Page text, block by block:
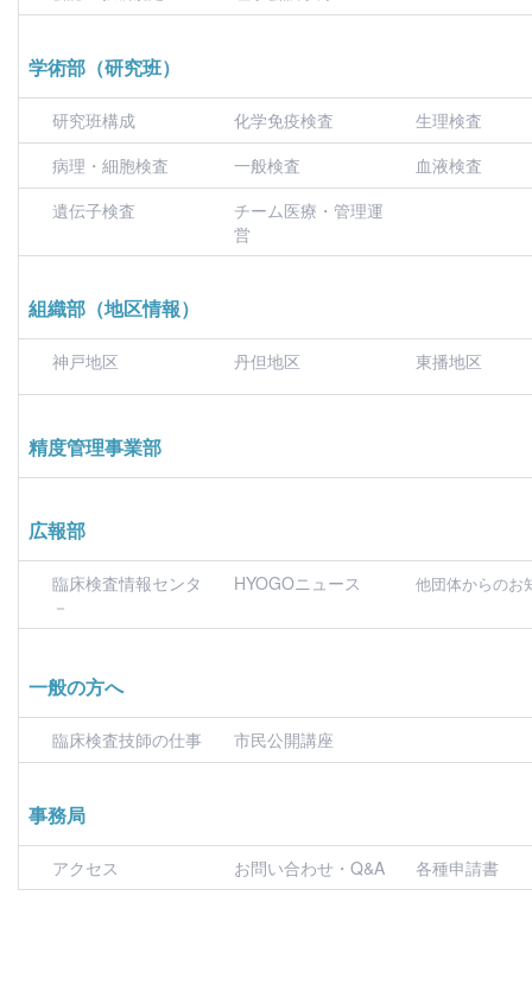
学術部（研究班）
研究班構成 化学免疫検査
生理検査
病理・細胞検査
一般検査
血液検査
遺伝子検査
チーム医療・管理運
営
組織部（地区情報）
神戸地区 丹但地区 東播地区
精度管理事業部
広報部
臨床検査情報センタ
－
HYOGOニュース 他団体からのお
一般の方へ
臨床検査技師の仕事 市民公開講座
事務局
アクセス お問い合わせ・Q&A 各種申請書